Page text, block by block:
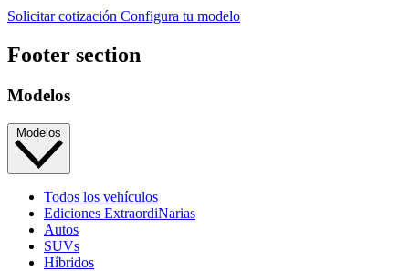
Solicitar cotización Configura tu modelo
Footer section
Modelos
Modelos
Todos los vehículos
Ediciones ExtraordiNarias
Autos
SUVs
Híbridos